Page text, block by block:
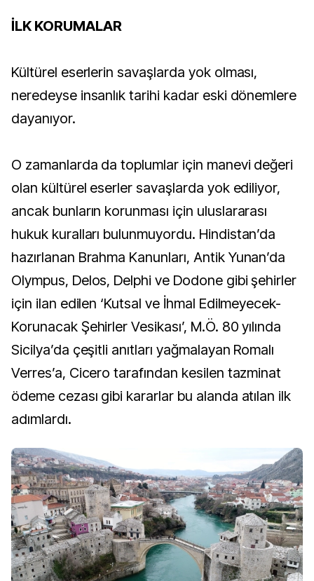
İLK KORUMALAR
Kültürel eserlerin savaşlarda yok olması,
neredeyse insanlık tarihi kadar eski dönemlere
dayanıyor.
O zamanlarda da toplumlar için manevi değeri
olan kültürel eserler savaşlarda yok ediliyor,
ancak bunların korunması için uluslararası
hukuk kuralları bulunmuyordu. Hindistan’da
hazırlanan Brahma Kanunları, Antik Yunan’da
Olympus, Delos, Delphi ve Dodone gibi şehirler
için ilan edilen ‘Kutsal ve İhmal Edilmeyecek-
Korunacak Şehirler Vesikası’, M.Ö. 80 yılında
Sicilya’da çeşitli anıtları yağmalayan Romalı
Verres’a, Cicero tarafından kesilen tazminat
ödeme cezası gibi kararlar bu alanda atılan ilk
adımlardı.